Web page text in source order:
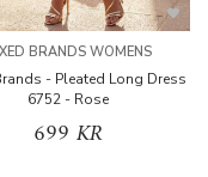
BRANDS WOMENS
- Pleated Long Dress
6752 - Rose
699 KR